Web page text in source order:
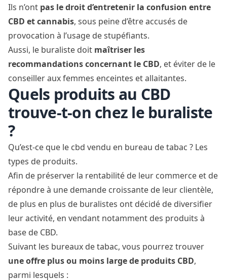
Ils n’ont pas le droit d’entretenir la confusion entre
CBD et cannabis, sous peine d’être accusés de
provocation à l’usage de stupéfiants.
Aussi, le buraliste doit maîtriser les
recommandations concernant le CBD, et éviter de le
conseiller auxfemmes enceintes et allaitantes.
Quels produits au CBD
trouve-t-on chez le buraliste
?
Qu’est-ce que le cbd vendu en bureau de tabac ? Les
types de produits.
Afin de préserver la rentabilité de leur commerce et de
répondre à une demande croissante de leur clientèle,
de plus en plus de buralistes ont décidé de diversifier
leur activité, en vendant notamment des produits à
base de CBD.
Suivant les bureaux de tabac, vous pourrez trouver
une offre plus ou moins large de produits CBD,
parmi lesquels :